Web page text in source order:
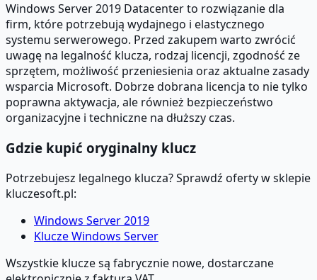
Windows Server 2019 Datacenter to rozwiązanie dla
firm, które potrzebują wydajnego i elastycznego
systemu serwerowego. Przed zakupem warto zwrócić
uwagę na legalność klucza, rodzaj licencji, zgodność ze
sprzętem, możliwość przeniesienia oraz aktualne zasady
wsparcia Microsoft. Dobrze dobrana licencja to nie tylko
poprawna aktywacja, ale również bezpieczeństwo
organizacyjne i techniczne na dłuższy czas.
Gdzie kupić oryginalny klucz
Potrzebujesz legalnego klucza? Sprawdź oferty w sklepie
kluczesoft.pl:
Windows Server 2019
Klucze Windows Server
Wszystkie klucze są fabrycznie nowe, dostarczane